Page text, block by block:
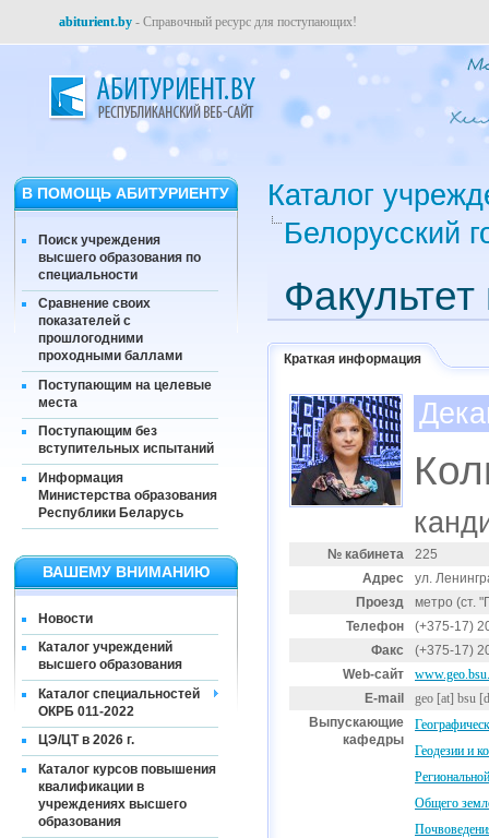
abiturient.by - Справочный ресурс для поступающих!
В ПОМОЩЬ АБИТУРИЕНТУ
Поиск учреждения
высшего образования по
специальности
Сравнение своих
показателей с
прошлогодними
проходными баллами
Поступающим на целевые
места
Поступающим без
вступительных испытаний
Информация
Министерства образования
Республики Беларусь
ВАШЕМУ ВНИМАНИЮ
Новости
Каталог учреждений
высшего образования
Каталог специальностей
ОКРБ 011-2022
ЦЭ/ЦТ в 2026 г.
Каталог курсов повышения
квалификации в
учреждениях высшего
образования
Каталог
Белорусский
Краткая информация
№ кабинета
225
Адрес
ул.
Проезд
метро (ст.
Телефон
(+375-17)
Факс
(+375-17)
Web-сайт
E-mail
geo [at] bsu
Выпускающие
кафедры
Геодезии и
Общего